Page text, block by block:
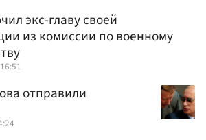
экс-главу своей
из комиссии по военному
отправили